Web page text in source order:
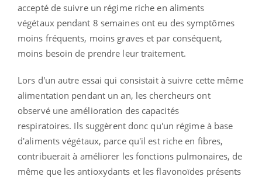
accepté de suivre un régime riche en aliments
végétaux pendant 8 semaines ont eu des symptômes
moins fréquents, moins graves et par conséquent,
moins besoin de prendre leur traitement.
Lors d'un autre essai qui consistait à suivre cette même
alimentation pendant un an, les chercheurs ont
observé une amélioration des capacités
respiratoires. Ils suggèrent donc qu'un régime à base
d'aliments végétaux, parce qu'il est riche en fibres,
contribuerait à améliorer les fonctions pulmonaires, de
même que les antioxydants et les flavonoïdes présents